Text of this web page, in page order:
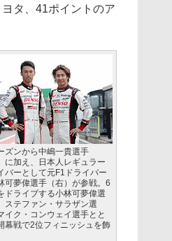
タ、41ポイントのア
ズンから中嶋一貴選手
に加え、日本人レギュラー
バーとして元F1ドライバー
可夢偉選手（右）が参戦。6
ドライブする小林可夢偉選
ステファン・サラザン選
イク・コンウェイ選手とと
幕戦で2位フィニッシュを飾